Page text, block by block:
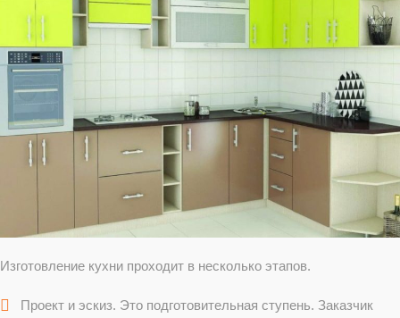
Изготовление кухни проходит в несколько этапов.
Проект и эскиз. Это подготовительная ступень. Заказчик